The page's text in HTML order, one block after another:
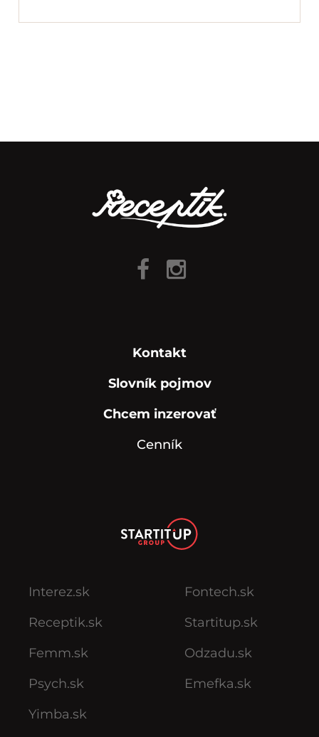
Kontakt
Slovník pojmov
Chcem inzerovať
Cenník
Interez.sk
Receptik.sk
Femm.sk
Psych.sk
Yimba.sk
Fontech.sk
Startitup.sk
Odzadu.sk
Emefka.sk